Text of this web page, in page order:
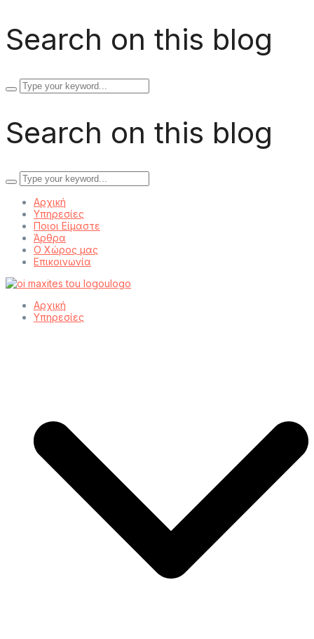
Search on this blog
Search
for:
Search on this blog
Search
for:
Αρχική
Υπηρεσίες
Ποιοι Είμαστε
Άρθρα
Ο Χώρος μας
Επικοινωνία
Αρχική
Υπηρεσίες